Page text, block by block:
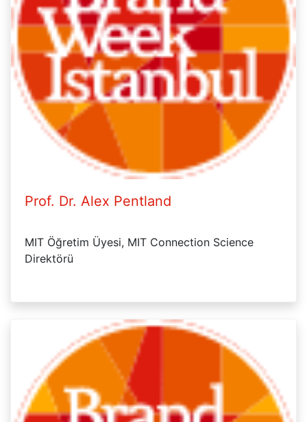
Prof. Dr. Alex Pentland
MIT Öğretim Üyesi, MIT Connection Science
Direktörü